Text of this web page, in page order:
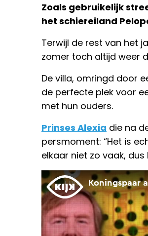
Zoals gebruikelijk
het schiereiland
Terwijl de rest van het
zomer toch altijd weer
De villa, omringd door
de perfecte plek voor
met hun ouders.
Prinses Alexia die na
persmoment: “Het is
elkaar niet zo vaak,